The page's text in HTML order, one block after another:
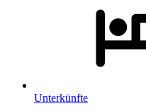
Unterkünfte